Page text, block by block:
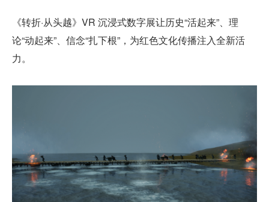
《转折·从头越》VR 沉浸式数字展让历史“活起来”、理
论“动起来”、信念“扎下根”，为红色文化传播注入全新活
力。